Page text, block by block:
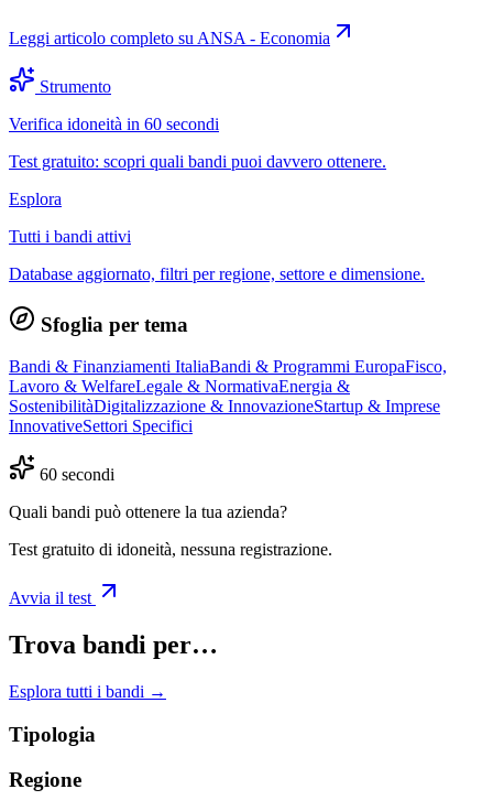
Leggi articolo completo su ANSA - Economia
Strumento
Verifica idoneità in 60 secondi
Test gratuito: scopri quali bandi puoi davvero ottenere.
Esplora
Tutti i bandi attivi
Database aggiornato, filtri per regione, settore e dimensione.
Sfoglia per tema
Bandi & Finanziamenti ItaliaBandi & Programmi EuropaFisco,
Lavoro & WelfareLegale & NormativaEnergia &
SostenibilitàDigitalizzazione & InnovazioneStartup & Imprese
InnovativeSettori Specifici
60 secondi
Quali bandi può ottenere la tua azienda?
Test gratuito di idoneità, nessuna registrazione.
Avvia il test
Trova bandi per…
Esplora tutti i bandi →
Tipologia
Regione